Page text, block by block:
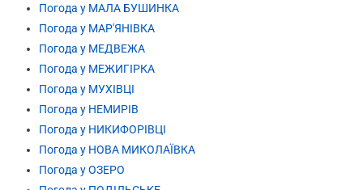
Погода у МАЛА БУШИНКА
Погода у МАР'ЯНІВКА
Погода у МЕДВЕЖА
Погода у МЕЖИГІРКА
Погода у МУХІВЦІ
Погода у НЕМИРІВ
Погода у НИКИФОРІВЦІ
Погода у НОВА МИКОЛАЇВКА
Погода у ОЗЕРО